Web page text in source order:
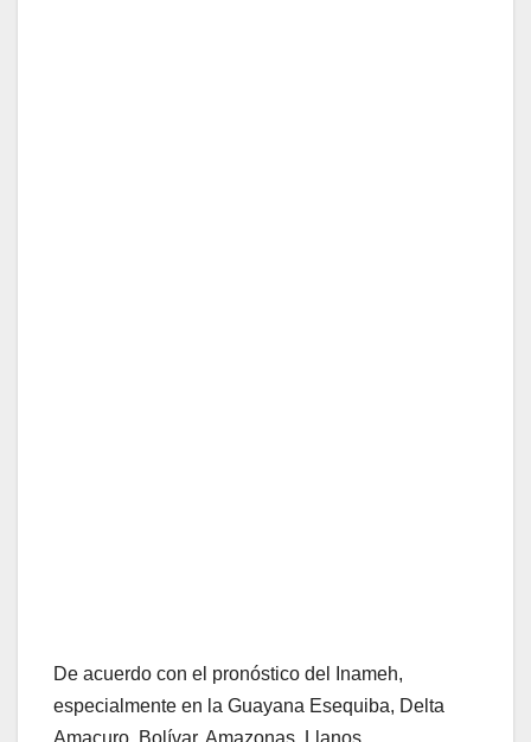
De acuerdo con el pronóstico del Inameh,
especialmente en la Guayana Esequiba, Delta
Amacuro, Bolívar, Amazonas, Llanos